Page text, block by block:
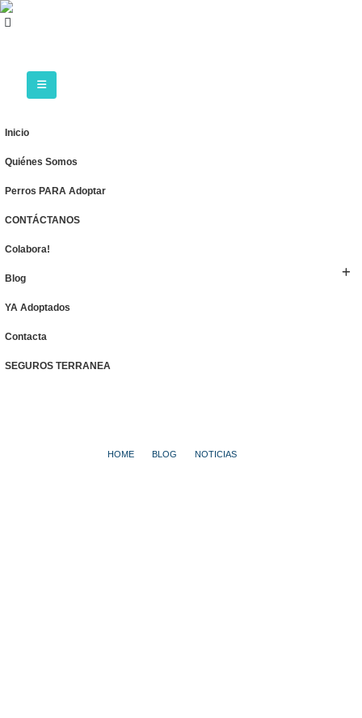
Inicio
Quiénes Somos
Perros PARA Adoptar
CONTÁCTANOS
Colabora!
Blog
YA Adoptados
Contacta
SEGUROS TERRANEA
HOME BLOG
NOTICIAS